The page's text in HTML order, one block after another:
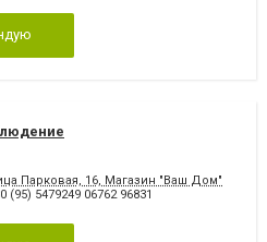
Парковая, 16, Магазин "Ваш Дом"
(95) 5479249 06762 96831